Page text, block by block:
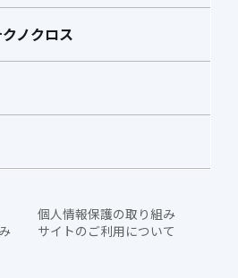
ノクロス
個人情報保護の取り組み
サイトのご利用について